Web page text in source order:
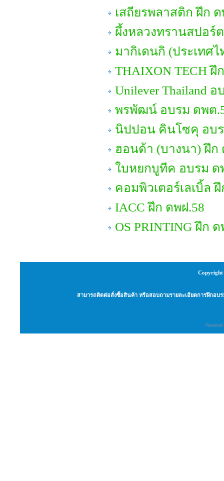
เสถียรพลาสติก ฝึก ด
ผึ้งหลวงทรานสปอร์
มากิเดนกิ (ประเทศไ
THAIXON TECH ฝึ
Unilever Thailand
พรพัฒน์ อบรม ดพต
นิปปอน คินโซคุ อบ
ฮอนด้า (บางนา) ฝึก
ใบหยกบูทีค อบรม ด
คอมพิวเตอร์เลเบิ้ล
IACC ฝึก ดพฝ.58
OS PRINTING ฝึก
Copyright
สามารถติดต่อสั่งซื้อสินค้า หรือสอบถามรายละเอียดการฝึกอบ